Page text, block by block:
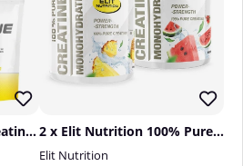
2 x SOLID Nutrition Creatine Monohydrate, 400 g 2 x Elit Nutrition 100% Pure Creatine Monohydrate, 300 g
Elit Nutrition